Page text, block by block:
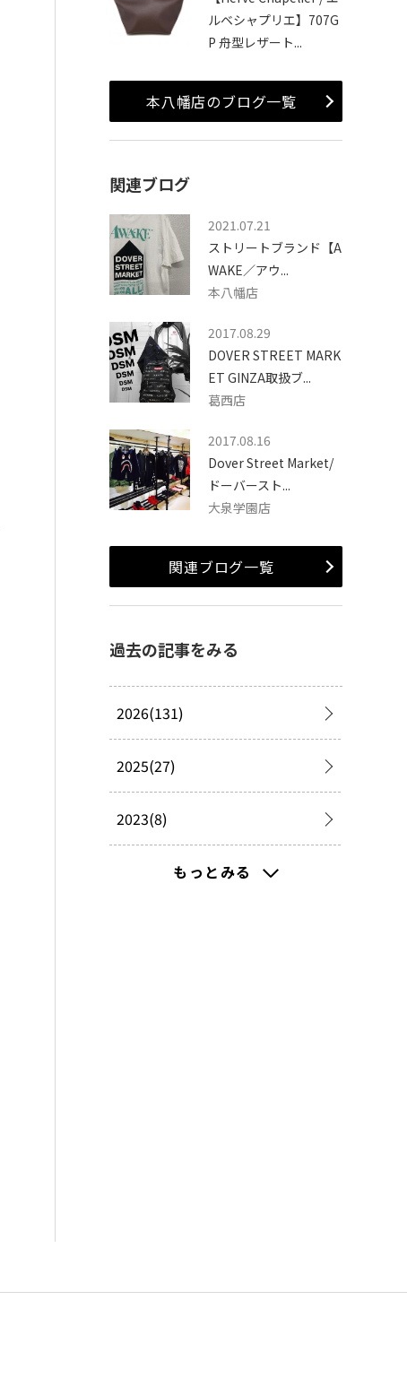
ルベシャプリエ】707G
P 舟型レザート...
本八幡店のブログ一覧
関連ブログ
2021.07.21
ストリートブランド【A
WAKE／アウ...
本八幡店
2017.08.29
DOVER STREET MARK
ET GINZA取扱ブ...
葛西店
2017.08.16
Dover Street Market/
ドーバースト...
大泉学園店
関連ブログ一覧
過去の記事をみる
2026(131)
2025(27)
2023(8)
2021(232)もっとみる